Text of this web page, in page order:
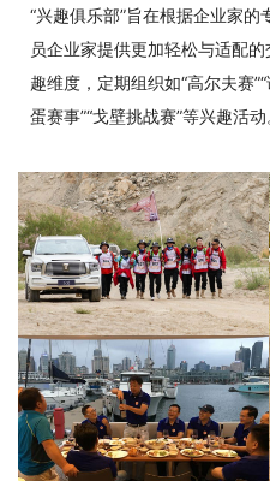
“兴趣俱乐部”旨在根据企业家
员企业家提供更加轻松与适配
趣维度，定期组织如“高尔夫赛”“
蛋赛事”“戈壁挑战赛”等兴趣活动